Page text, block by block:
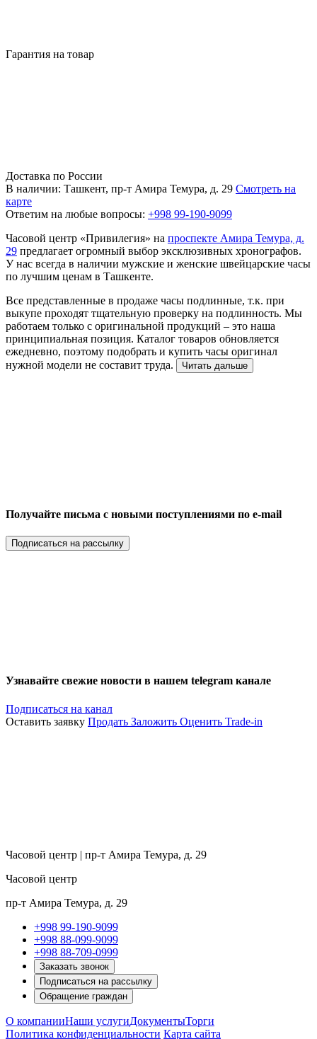
Гарантия на товар
Доставка по России
В наличии: Ташкент, пр-т Амира Темура, д. 29 Смотреть на
карте
Ответим на любые вопросы: +998 99-190-9099
Часовой центр «Привилегия» на проспекте Амира Темура, д.
29 предлагает огромный выбор эксклюзивных хронографов.
У нас всегда в наличии мужские и женские швейцарские часы
по лучшим ценам в Ташкенте.
Все представленные в продаже часы подлинные, т.к. при
выкупе проходят тщательную проверку на подлинность. Мы
работаем только с оригинальной продукций – это наша
принципиальная позиция. Каталог товаров обновляется
ежедневно, поэтому подобрать и купить часы оригинал
нужной модели не составит труда.
Читать дальше
Получайте письма с новыми поступлениями по e-mail
Подписаться на рассылку
Узнавайте свежие новости в нашем telegram канале
Подписаться на канал
Оставить заявку Продать Заложить Оценить Trade-in
Часовой центр | пр-т Амира Темура, д. 29
Часовой центр
пр-т Амира Темура, д. 29
+998 99-190-9099
+998 88-099-9099
+998 88-709-0999
Заказать звонок
Подписаться на рассылку
Обращение граждан
О компанииНаши услугиДокументыТорги
Политика конфиденциальности Карта сайта